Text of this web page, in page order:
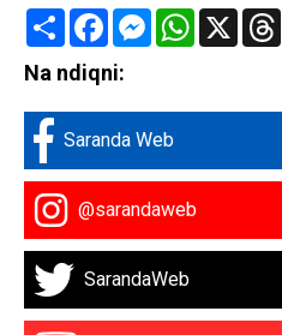
Share FacebookMessenger
WhatsApp
X
Na ndiqni:
Saranda Web
@sarandaweb
SarandaWeb